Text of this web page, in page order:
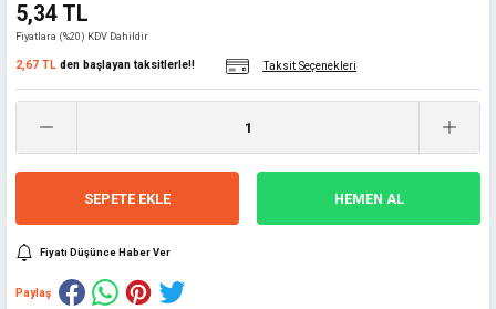
5,34 TL
Fiyatlara (%20) KDV Dahildir
2,67 TL den başlayan taksitlerle!! Taksit Seçenekleri
SEPETE EKLE HEMEN AL
Fiyatı Düşünce Haber Ver
Paylaş